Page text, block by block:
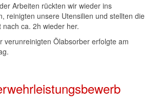
Arbeiten rückten wir wieder ins
reinigten unsere Utensilien und stellten die
nach ca. 2h wieder her.
verunreinigten Ölabsorber erfolgte am